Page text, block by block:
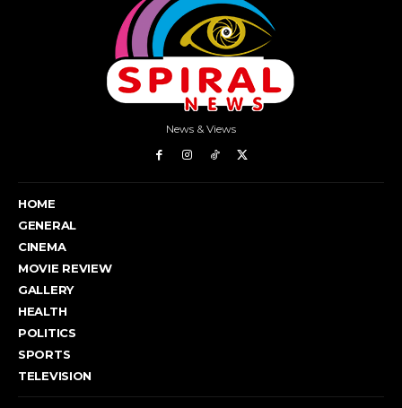
News & Views
HOME
GENERAL
CINEMA
MOVIE REVIEW
GALLERY
HEALTH
POLITICS
SPORTS
TELEVISION